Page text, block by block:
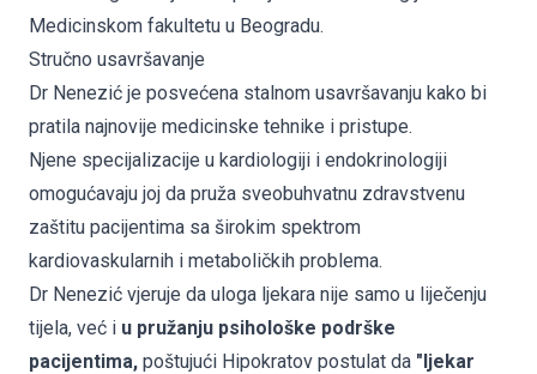
Medicinskom fakultetu u Beogradu.
Stručno usavršavanje
Dr Nenezić je posvećena stalnom usavršavanju kako bi
pratila najnovije medicinske tehnike i pristupe.
Njene specijalizacije u kardiologiji i endokrinologiji
omogućavaju joj da pruža sveobuhvatnu zdravstvenu
zaštitu pacijentima sa širokim spektrom
kardiovaskularnih i metaboličkih problema.
Dr Nenezić vjeruje da uloga ljekara nije samo u liječenju
tijela, već i u pružanju psihološke podrške
pacijentima, poštujući Hipokratov postulat da "ljekar